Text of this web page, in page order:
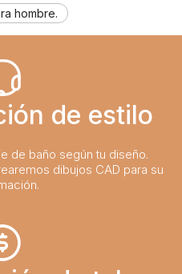
hombre.
de estilo
de baño según tu diseño.
dibujos CAD para su